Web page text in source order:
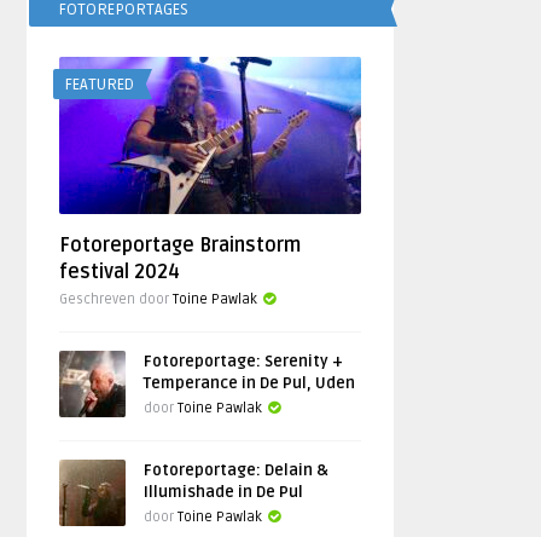
FOTOREPORTAGES
FEATURED
Fotoreportage Brainstorm
festival 2024
Geschreven doorToine Pawlak
Fotoreportage: Serenity +
Temperance in De Pul, Uden
doorToine Pawlak
Fotoreportage: Delain &
Illumishade in De Pul
doorToine Pawlak